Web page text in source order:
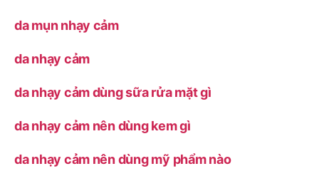
da mụn nhạy cảm
da nhạy cảm
da nhạy cảm dùng sữa rửa mặt gì
da nhạy cảm nên dùng kem gì
da nhạy cảm nên dùng mỹ phẩm nào